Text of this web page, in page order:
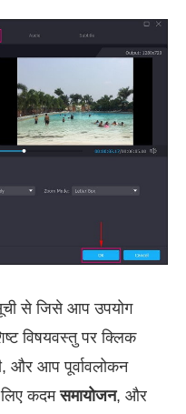
से जिसे आप उपयोग
विषयवस्तु पर क्लिक
और आप पूर्वावलोकन
कदमसमायोजन, और